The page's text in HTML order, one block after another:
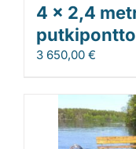
4 x 2,4
3 650,00 €